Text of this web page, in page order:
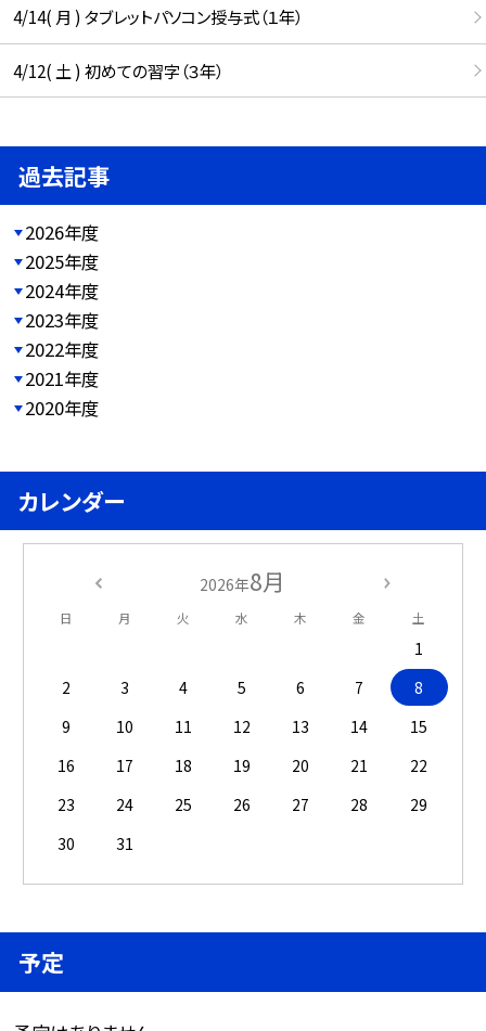
4/14( 月 ) タブレットパソコン授与式（１年）
4/12( 土 ) 初めての習字（３年）
過去記事
2026年度
2025年度
2024年度
2023年度
2022年度
2021年度
2020年度
カレンダー
2026年8月
日 月 火 水 木 金 土
1
2
3 4 5 6 7
8
9
10 11 12 13 14
15
16
17 18 19 20 21
22
23
24 25 26 27 28
29
30
31
予定